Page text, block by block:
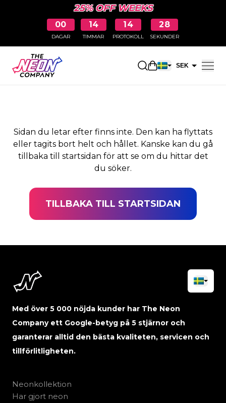
25% OFF WEEKS
00
DAGAR
14
TIMMAR
14
PROTOKOLL
28
SEKUNDER
ÖppnaSEK
SIDAN HITTADES INTE
Sidan du letar efter finns inte. Den kan ha flyttats
eller tagits bort helt och hållet. Kanske kan du gå
tillbaka till startsidan för att se om du hittar det
du söker.
TILLBAKA TILL STARTSIDAN
Med över 5 000 nöjda kunder har The Neon
Company ett Google-betyg på 5 stjärnor och
garanterar alltid den bästa kvaliteten, servicen och
tillförlitligheten.
Neonkollektion
Har gjort neon